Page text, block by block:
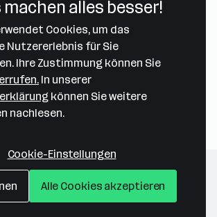
Map data ©2026 Google
GmbH
36A / 7a
berechnen
könnten dich auch
machen alles besser!
Cookies, um das
Nutzererlebnis für Sie
Ihre Zustimmung können Sie
In unserer
können Sie weitere
nachlesen.
Cookie-Einstellungen
Alle Cookies akzeptieren